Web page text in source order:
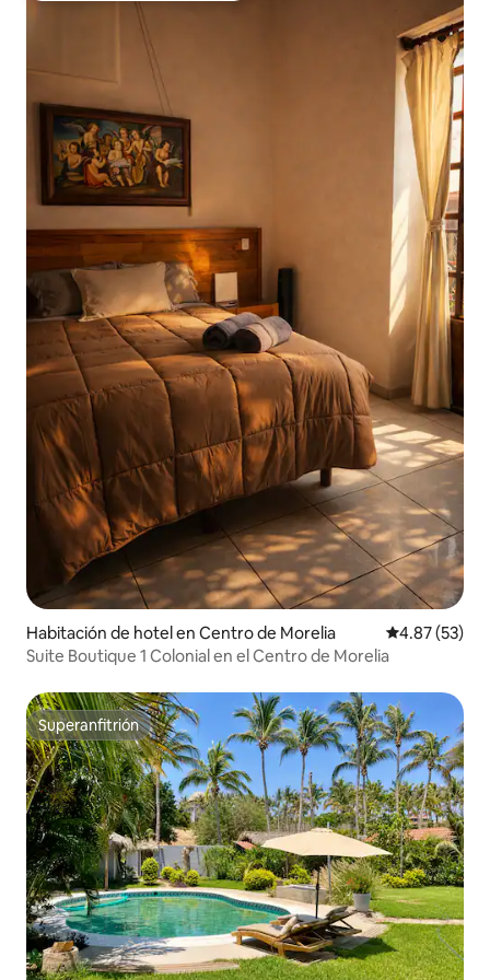
Habitación de hotel en Centro de Morelia Calificación
4.87 (53)
Suite Boutique 1 Colonial en el Centro de Morelia
Superanfitrión
Superanfitrión